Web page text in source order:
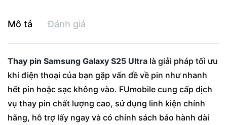
Mô tả Đánh giá
Thay pin Samsung Galaxy S25 Ultra là giải pháp tối ưu
khi điện thoại của bạn gặp vấn đề về pin như nhanh
hết pin hoặc sạc không vào. FUmobile cung cấp dịch
vụ thay pin chất lượng cao, sử dụng linh kiện chính
hãng, hỗ trợ lấy ngay và có chính sách bảo hành dài